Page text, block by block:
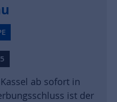
ab sofort in
ist der